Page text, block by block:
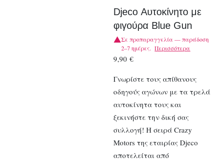
Djeco Αυτοκίνητο με
φιγούρα Blue Gun
Σε προπαραγγελία — παράδοση
2–7 ημέρες. Περισσότερα
9,90€
Γνωρίστε τους απίθανους
οδηγούς αγώνων με τα τρελά
αυτοκίνητα τους και
ξεκινήστε την δική σας
συλλογή! Η σειρά Crazy
Motors της εταιρίας Djeco
αποτελείται από